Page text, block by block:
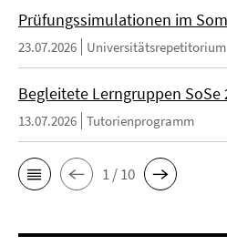
Prüfungssimulationen im
23.07.2026 Universitätsrepetitorium
Begleitete Lerngruppen SoSe
13.07.2026 Tutorienprogramm
1 / 10